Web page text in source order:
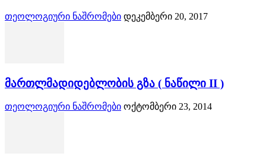
თეოლოგიური ნაშრომები დეკემბერი 20, 2017
მართლმადიდებლობის გზა ( ნაწილი II )
თეოლოგიური ნაშრომები ოქტომბერი 23, 2014